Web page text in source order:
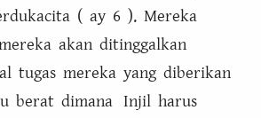
( ay 6 ). Mereka
akan ditinggalkan
tugas mereka yang diberikan
berat dimana Injil harus